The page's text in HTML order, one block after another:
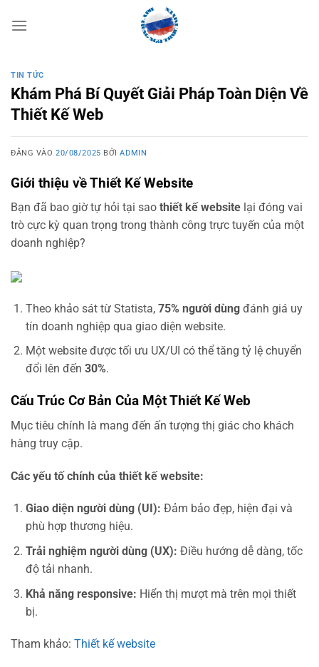
qua
TIN TỨC
Khám Phá Bí Quyết Giải Pháp Toàn Diện Về
Thiết Kế Web
ĐĂNG VÀO20/08/2025 BỞIADMIN
Giới thiệu về Thiết Kế Website
Bạn đã bao giờ tự hỏi tại sao thiết kế website lại đóng vai
trò cực kỳ quan trọng trong thành công trực tuyến của một
doanh nghiệp?
Theo khảo sát từ Statista, 75% người dùngđánh giá uy
tín doanh nghiệp qua giao diện website.
Một website được tối ưu UX/UI có thể tăng tỷ lệ chuyển
đổi lên đến 30%.
Cấu Trúc Cơ Bản Của Một Thiết Kế Web
Mục tiêu chính là mang đến ấn tượng thị giác cho khách
hàng truy cập.
Các yếu tố chính của thiết kế website:
Giao diện người dùng (UI): Đảm bảo đẹp, hiện đại và
phù hợp thương hiệu.
Trải nghiệm người dùng (UX): Điều hướng dễ dàng, tốc
độ tải nhanh.
Khả năng responsive: Hiển thị mượt mà trên mọi thiết
bị.
Tham khảo: Thiết kế website